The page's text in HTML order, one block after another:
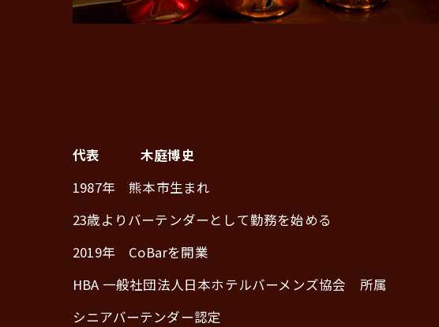
代表 木庭博史
1987年 熊本市生まれ
23歳よりバーテンダーとして勤務を始める
2019年 CoBarを開業
HBA 一般社団法人日本ホテルバーメンズ協会 所属
シニアバーテンダー認定